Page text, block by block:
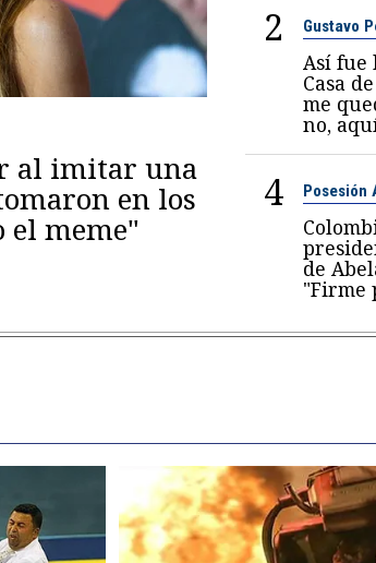
al imitar una
en los
el meme"
2 Gustavo
Así fue
Casa
me
no,
4 Posesión
de
"Firme